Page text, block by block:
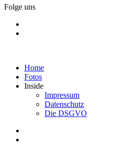
Folge uns
Home
Fotos
Inside
Impressum
Datenschutz
Die DSGVO